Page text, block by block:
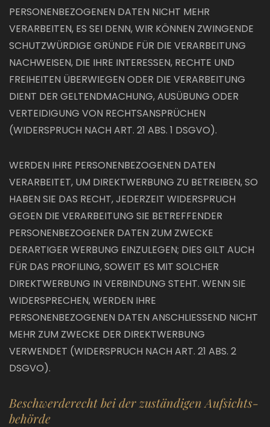
PERSONENBEZOGENEN DATEN NICHT MEHR
VERARBEITEN, ES SEI DENN, WIR KÖNNEN ZWINGENDE
SCHUTZWÜRDIGE GRÜNDE FÜR DIE VERARBEITUNG
NACHWEISEN, DIE IHRE INTERESSEN, RECHTE UND
FREIHEITEN ÜBERWIEGEN ODER DIE VERARBEITUNG
DIENT DER GELTENDMACHUNG, AUSÜBUNG ODER
VERTEIDIGUNG VON RECHTSANSPRÜCHEN
(WIDERSPRUCH NACH ART. 21 ABS. 1 DSGVO).
WERDEN IHRE PERSONENBEZOGENEN DATEN
VERARBEITET, UM DIREKTWERBUNG ZU BETREIBEN, SO
HABEN SIE DAS RECHT, JEDERZEIT WIDERSPRUCH
GEGEN DIE VERARBEITUNG SIE BETREFFENDER
PERSONENBEZOGENER DATEN ZUM ZWECKE
DERARTIGER WERBUNG EINZULEGEN; DIES GILT AUCH
FÜR DAS PROFILING, SOWEIT ES MIT SOLCHER
DIREKTWERBUNG IN VERBINDUNG STEHT. WENN SIE
WIDERSPRECHEN, WERDEN IHRE
PERSONENBEZOGENEN DATEN ANSCHLIESSEND NICHT
MEHR ZUM ZWECKE DER DIREKTWERBUNG
VERWENDET (WIDERSPRUCH NACH ART. 21 ABS. 2
DSGVO).
Beschwerde­recht bei der zuständigen Aufsichts­
behörde